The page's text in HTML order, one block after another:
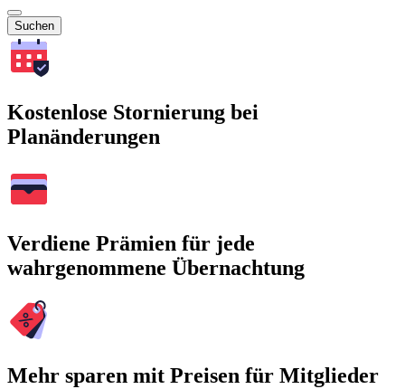
Suchen
Kostenlose Stornierung bei
Planänderungen
Verdiene Prämien für jede
wahrgenommene Übernachtung
Mehr sparen mit Preisen für Mitglieder